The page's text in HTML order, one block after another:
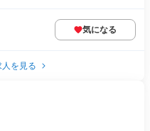
気になる
を見る